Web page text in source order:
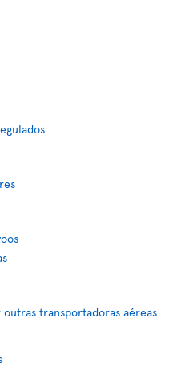
outras transportadoras aéreas